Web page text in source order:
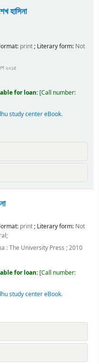
হাসিনা
print; Literary form: Not
২০১৫
for loan: Call number:
study center eBook.
print; Literary form: Not
:The University Press ;2010
for loan: Call number:
study center eBook.